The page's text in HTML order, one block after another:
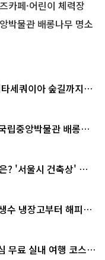
카페·어린이 체력장
박물관 배롱나무 명소
세쿼이아 숲길까지…
립중앙박물관 배롱나
? '서울시 건축상' 수
수 냉장고부터 해피소
무료 실내 여행 코스